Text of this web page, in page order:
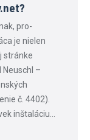
pro-
je nielen
stránke
–
č. 4402).
inštaláciu…